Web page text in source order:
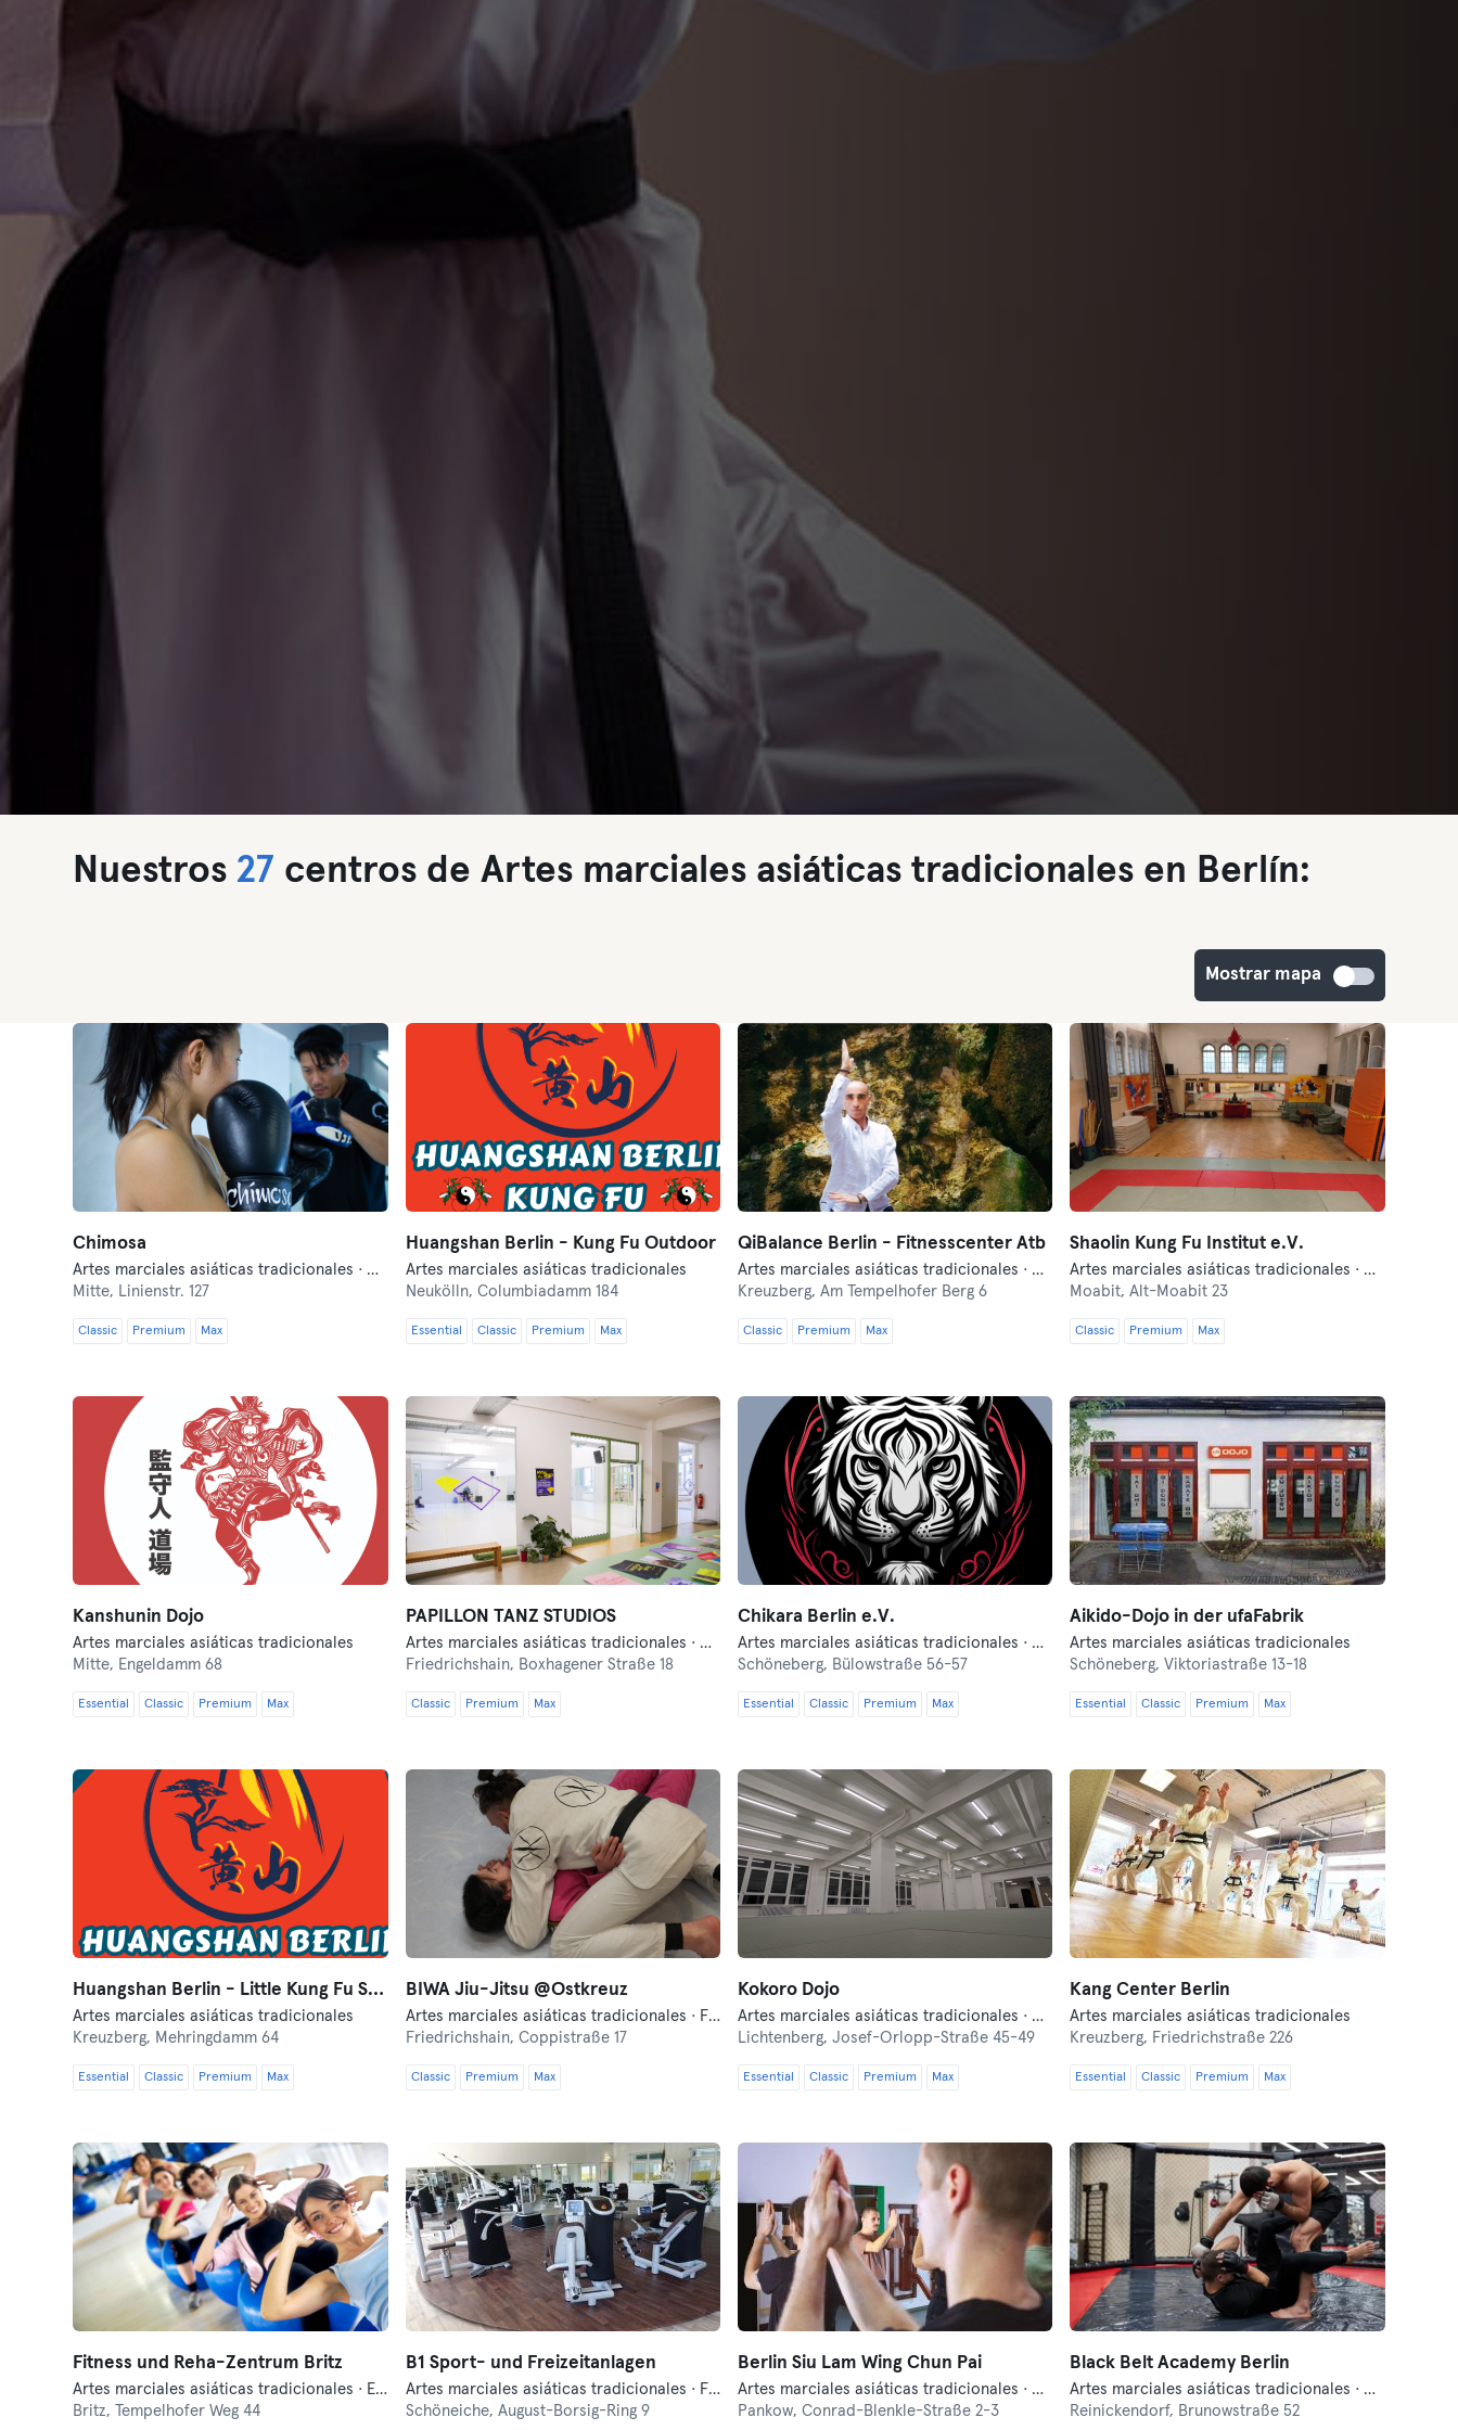
Nuestros 27 centros de Artes marciales asiáticas tradicionales en Berlín:
Mostrar mapa
Chimosa
Artes marciales asiáticas tradicionales · Artes marciales mixtas · Autodefensa moderna · Boxeo · Fitness · Lucha libre · Qi Gong y Tai Chi
Mitte, Linienstr. 127
Classic Premium Max
Huangshan Berlin - Kung Fu Outdoor
Artes marciales asiáticas tradicionales
Neukölln, Columbiadamm 184
Essential Classic Premium Max
QiBalance Berlin - Fitnesscenter Atb
Artes marciales asiáticas tradicionales · Qi Gong y Tai Chi
Kreuzberg, Am Tempelhofer Berg 6
Classic Premium Max
Shaolin Kung Fu Institut e.V.
Artes marciales asiáticas tradicionales · Qi Gong y Tai Chi
Moabit,Alt-Moabit 23
Classic Premium Max
Kanshunin Dojo
Artes marciales asiáticas tradicionales
Mitte, Engeldamm 68
Essential Classic Premium Max
PAPILLON TANZ STUDIOS
Artes marciales asiáticas tradicionales · Barre · Capoeira · Danza · Meditación · Pilates · Yoga
Friedrichshain, Boxhagener Straße 18
Classic Premium Max
Chikara Berlin e.V.
Artes marciales asiáticas tradicionales · Artes marciales mixtas · Boxeo
Schöneberg, Bülowstraße 56-57
Essential Classic Premium Max
Aikido-Dojo in der ufaFabrik
Artes marciales asiáticas tradicionales
Schöneberg,Viktoriastraße 13-18
Essential Classic Premium Max
Huangshan Berlin - Little Kung Fu School
Artes marciales asiáticas tradicionales
Kreuzberg, Mehringdamm 64
Essential Classic Premium Max
BIWA Jiu-Jitsu @Ostkreuz
Artes marciales asiáticas tradicionales · Fitness
Friedrichshain, Coppistraße 17
Classic Premium Max
Kokoro Dojo
Artes marciales asiáticas tradicionales · Artes marciales mixtas · Boxeo · Esgrima · Fitness
Lichtenberg, Josef-Orlopp-Straße 45-49
Essential Classic Premium Max
Kang Center Berlin
Artes marciales asiáticas tradicionales
Kreuzberg, Friedrichstraße 226
Essential Classic Premium Max
Fitness und Reha-Zentrum Britz
Artes marciales asiáticas tradicionales · Entrenamiento funcional · Fitness
Britz,
Tempelhofer Weg 44
B1 Sport- und Freizeitanlagen
Artes marciales asiáticas tradicionales · Fitness · Indoor Cycling · Pilates · Relajación · Yoga
Schöneiche, August-Borsig-Ring 9
Berlin Siu Lam Wing Chun Pai
Artes marciales asiáticas tradicionales · Artes marciales mixtas · Autodefensa moderna · Fitness
Pankow, Conrad-Blenkle-Straße 2-3
Black Belt Academy Berlin
Artes marciales asiáticas tradicionales · Artes marciales mixtas · Boxeo · Crosstraining · Lucha libre
Reinickendorf, Brunowstraße 52